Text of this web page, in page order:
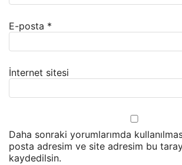
E-posta *
İnternet sitesi
Daha sonraki yorumlarımda
posta adresim ve site adresim bu
kaydedilsin.